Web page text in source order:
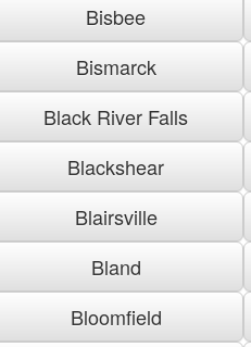
Bisbee
Bismarck
Black River Falls
Blackshear
Blairsville
Bland
Bloomfield